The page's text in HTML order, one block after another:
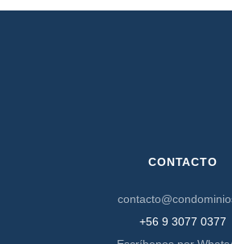
CONTACTO
+56 9 3077 0377